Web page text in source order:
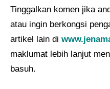
Tinggalkan komen jika
atau ingin berkongsi
artikel lain di
maklumat lebih lanjut
basuh.